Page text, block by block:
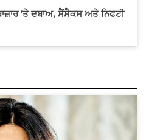
’ਤੇ ਦਬਾਅ, ਸੈਂਸੈਕਸ ਅਤੇ ਨਿਫਟੀ